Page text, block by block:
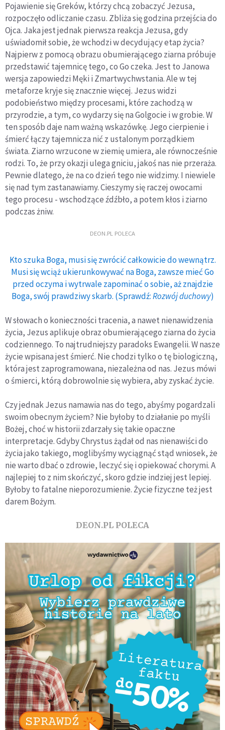
Pojawienie się Greków, którzy chcą zobaczyć Jezusa,
rozpoczęło odliczanie czasu. Zbliża się godzina przejścia do
Ojca. Jaka jest jednak pierwsza reakcja Jezusa, gdy
uświadomił sobie, że wchodzi w decydujący etap życia?
Najpierw z pomocą obrazu obumierającego ziarna próbuje
przedstawić tajemnicę tego, co Go czeka. Jest to Janowa
wersja zapowiedzi Męki i Zmartwychwstania. Ale w tej
metaforze kryje się znacznie więcej. Jezus widzi
podobieństwo między procesami, które zachodzą w
przyrodzie, a tym, co wydarzy się na Golgocie i w grobie. W
ten sposób daje nam ważną wskazówkę. Jego cierpienie i
śmierć łączy tajemnicza nić z ustalonym porządkiem
świata. Ziarno wrzucone w ziemię umiera, ale równocześnie
rodzi. To, że przy okazji ulega gniciu, jakoś nas nie przeraża.
Pewnie dlatego, że na co dzień tego nie widzimy. I niewiele
się nad tym zastanawiamy. Cieszymy się raczej owocami
tego procesu - wschodzące źdźbło, a potem kłos i ziarno
podczas żniw.
DEON.PL POLECA
Kto szuka Boga, musi się zwrócić całkowicie do wewnątrz.
Musi się wciąż ukierunkowywać na Boga, zawsze mieć Go
przed oczyma i wytrwale zapominać o sobie, aż znajdzie
Boga, swój prawdziwy skarb. (Sprawdź:Rozwój duchowy)
W słowach o konieczności tracenia, a nawet nienawidzenia
życia, Jezus aplikuje obraz obumierającego ziarna do życia
codziennego. To najtrudniejszy paradoks Ewangelii. W nasze
życie wpisana jest śmierć. Nie chodzi tylko o tę biologiczną,
która jest zaprogramowana, niezależna od nas. Jezus mówi
o śmierci, którą dobrowolnie się wybiera, aby zyskać życie.
Czy jednak Jezus namawia nas do tego, abyśmy pogardzali
swoim obecnym życiem? Nie byłoby to działanie po myśli
Bożej, choć w historii zdarzały się takie opaczne
interpretacje. Gdyby Chrystus żądał od nas nienawiści do
życia jako takiego, moglibyśmy wyciągnąć stąd wniosek, że
nie warto dbać o zdrowie, leczyć się i opiekować chorymi. A
najlepiej to z nim skończyć, skoro gdzie indziej jest lepiej.
Byłoby to fatalne nieporozumienie. Życie fizyczne też jest
darem Bożym.
DEON.PL POLECA